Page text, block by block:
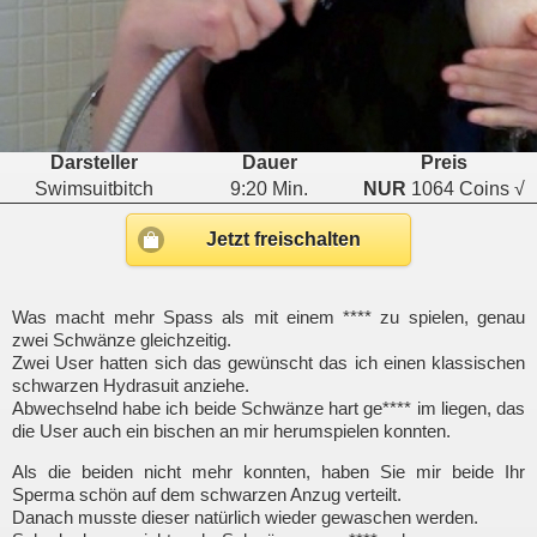
Darsteller Dauer
Preis
Swimsuitbitch
9:20 Min. NUR 1064 Coins √
Jetzt freischalten
Was macht mehr Spass als mit einem **** zu spielen, genau
zwei Schwänze gleichzeitig.
Zwei User hatten sich das gewünscht das ich einen klassischen
schwarzen Hydrasuit anziehe.
Abwechselnd habe ich beide Schwänze hart ge**** im liegen, das
die User auch ein bischen an mir herumspielen konnten.
Als die beiden nicht mehr konnten, haben Sie mir beide Ihr
Sperma schön auf dem schwarzen Anzug verteilt.
Danach musste dieser natürlich wieder gewaschen werden.